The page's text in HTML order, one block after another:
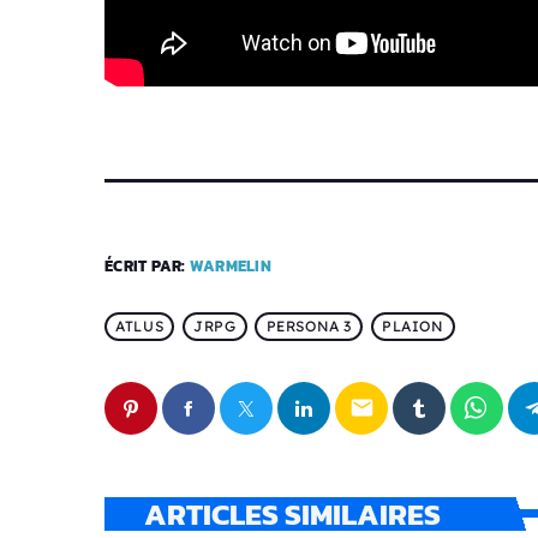
ÉCRIT PAR: WARMELIN
ATLUS JRPG PERSONA 3 PLAION
email
ARTICLES SIMILAIRES